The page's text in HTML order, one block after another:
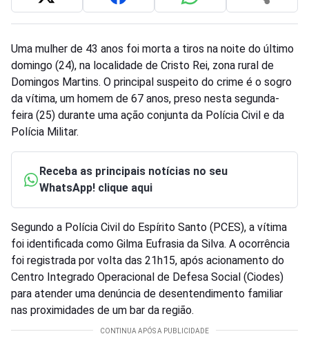
Uma mulher de 43 anos foi morta a tiros na noite do último
domingo (24), na localidade de Cristo Rei, zona rural de
Domingos Martins. O principal suspeito do crime é o sogro
da vítima, um homem de 67 anos, preso nesta segunda-
feira (25) durante uma ação conjunta da Polícia Civil e da
Polícia Militar.
Receba as principais notícias no seu
WhatsApp! clique aqui
Segundo a Polícia Civil do Espírito Santo (PCES), a vítima
foi identificada como Gilma Eufrasia da Silva. A ocorrência
foi registrada por volta das 21h15, após acionamento do
Centro Integrado Operacional de Defesa Social (Ciodes)
para atender uma denúncia de desentendimento familiar
nas proximidades de um bar da região.